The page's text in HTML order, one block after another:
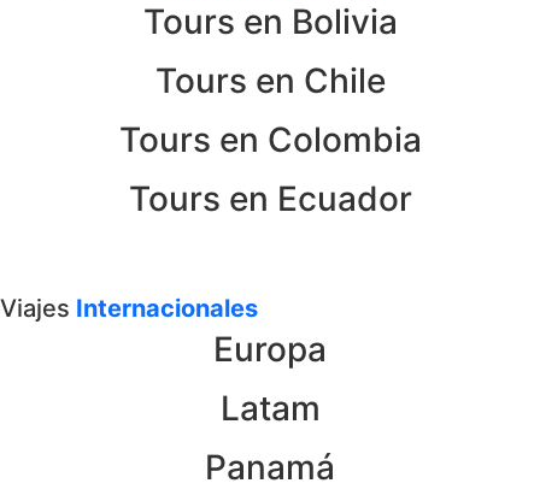
Tours en Bolivia
Tours en Chile
Tours en Colombia
Tours en Ecuador
Viajes Internacionales
Europa
Latam
Panamá